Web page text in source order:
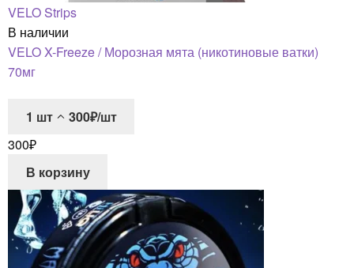
VELO Strips
В наличии
VELO X-Freeze / Морозная мята (никотиновые ватки)
70мг
1 шт
300₽/шт
300₽
В корзину